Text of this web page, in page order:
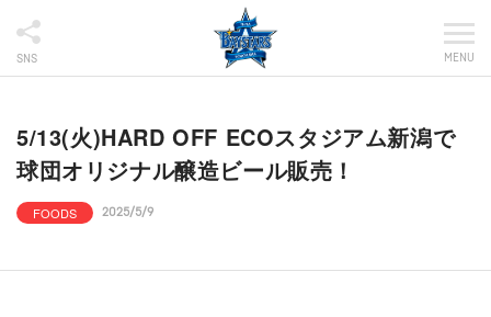
SNS MENU
5/13(火)HARD OFF ECOスタジアム新潟で
球団オリジナル醸造ビール販売！
FOODS 2025/5/9